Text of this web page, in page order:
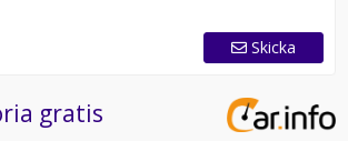
Skicka
gratis